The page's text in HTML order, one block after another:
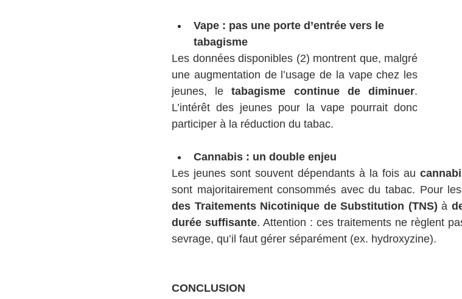
Vape : pas une porte d’entrée vers le
tabagisme
Les données disponibles (2) montrent que, malgré
une augmentation de l’usage de la vape chez les
jeunes, le tabagisme continue de diminuer.
L’intérêt des jeunes pour la vape pourrait donc
participer à la réduction du tabac.
Cannabis : un double enjeu
Les jeunes sont souvent dépendants à la fois au
sont majoritairement consommés avec du tabac. Pour
des Traitements Nicotinique de Substitution (TNS) à
durée suffisante. Attention : ces traitements ne règlent
sevrage, qu’il faut gérer séparément (ex. hydroxyzine).
CONCLUSION